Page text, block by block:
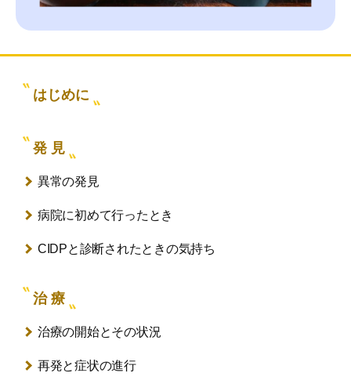
はじめに
発 見
異常の発見
病院に初めて行ったとき
CIDPと診断されたときの気持ち
治 療
治療の開始とその状況
再発と症状の進行